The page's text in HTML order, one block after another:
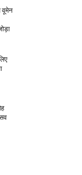
वूमेन